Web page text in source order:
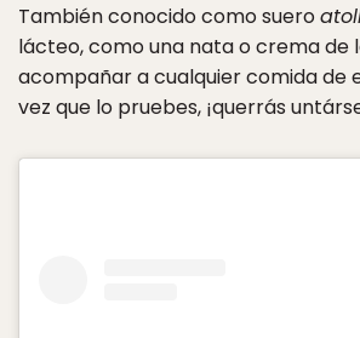
También conocido como suero
lácteo, como una nata o crema de
acompañar a cualquier comida de
vez que lo pruebes, ¡querrás